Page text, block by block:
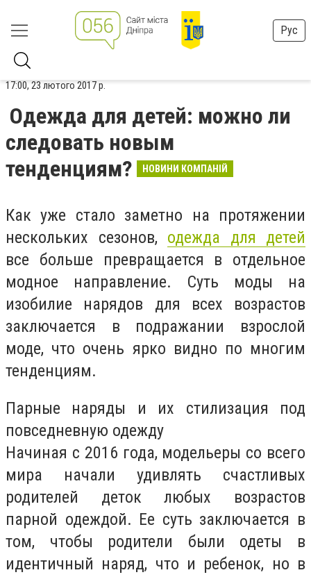
Рус
17:00, 23 лютого 2017 р.
Одежда для детей: можно ли
следовать новым
тенденциям?
НОВИНИ КОМПАНІЙ
Как уже стало заметно на протяжении
нескольких сезонов, одежда для детей
все больше превращается в отдельное
модное направление. Суть моды на
изобилие нарядов для всех возрастов
заключается в подражании взрослой
моде, что очень ярко видно по многим
тенденциям.
Парные наряды и их стилизация под
повседневную одежду
Начиная с 2016 года, модельеры со всего
мира начали удивлять счастливых
родителей деток любых возрастов
парной одеждой. Ее суть заключается в
том, чтобы родители были одеты в
идентичный наряд, что и ребенок, но в